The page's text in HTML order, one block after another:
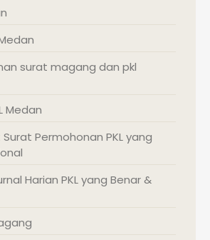
surat magang dan pkl
Medan
Permohonan PKL yang
Harian PKL yang Benar &